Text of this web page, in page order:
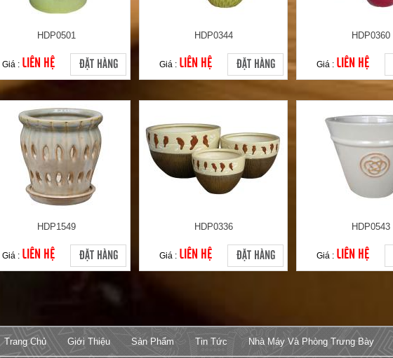
HDP0501
Giá : LIÊN HỆ ĐẶT HÀNG
HDP0344
Giá : LIÊN HỆ ĐẶT HÀNG
HDP0360
Giá : LIÊN HỆ
HDP1549
Giá : LIÊN HỆ ĐẶT HÀNG
HDP0336
Giá : LIÊN HỆ ĐẶT HÀNG
HDP0543
Giá : LIÊN HỆ
Trang Chủ Giới Thiệu Sản Phẩm Tin Tức Nhà Máy Và Phòng Trưng Bày